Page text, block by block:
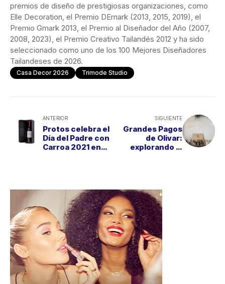
premios de diseño de prestigiosas organizaciones, como
Elle Decoration, el Premio DEmark (2013, 2015, 2019), el
Premio Gmark 2013, el Premio al Diseñador del Año (2007,
2008, 2023), el Premio Creativo Tailandés 2012 y ha sido
seleccionado como uno de los 100 Mejores Diseñadores
Tailandeses de 2026.
Casa Decor 2026 Trimode Studio
ANTERIOR
Protos celebra el
Día del Padre con
Carroa 2021 en
SIGUIENTE
Grandes Pagos
de Olivar:
explorando la